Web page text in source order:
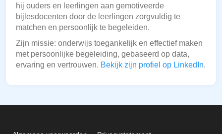
hij ouders en leerlingen aan gemotiveerde
bijlesdocenten door de leerlingen zorgvuldig te
matchen en persoonlijk te begeleiden.
Zijn missie: onderwijs toegankelijk en effectief maken
met persoonlijke begeleiding, gebaseerd op data,
ervaring en vertrouwen. Bekijk zijn profiel op LinkedIn.